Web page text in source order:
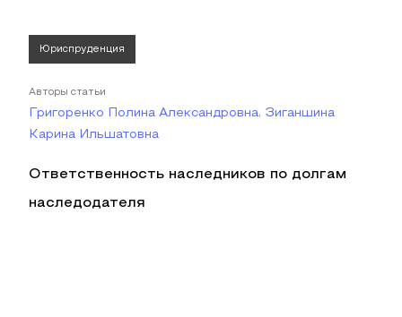
Юриспруденция
Авторы статьи
Григоренко Полина Александровна, Зиганшина
Карина Ильшатовна
Ответственность наследников по долгам
наследодателя